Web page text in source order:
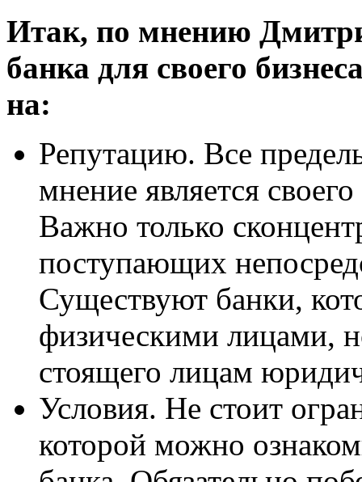
Итак, по мнению
банка для своего
на:
Репутацию. Все
мнение является
Важно только
поступающих
Существуют банки,
физическими лицами,
стоящего лицам
Условия. Не стоит
которой можно